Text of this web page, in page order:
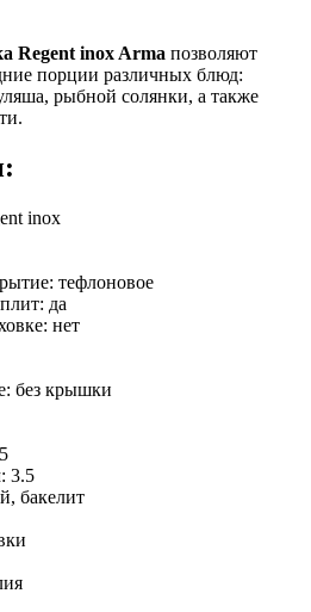
Regent inox Arma позволяют
порции различных блюд:
рыбной солянки, а также
inox
тефлоновое
да
нет
без крышки
3.5
бакелит